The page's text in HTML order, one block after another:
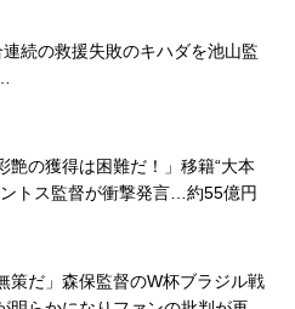
連続の救援失敗のキハダを池山監
艶の獲得は困難だ！」移籍“大本
トス監督が衝撃発言…約55億円
策だ」森保監督のW杯ブラジル戦